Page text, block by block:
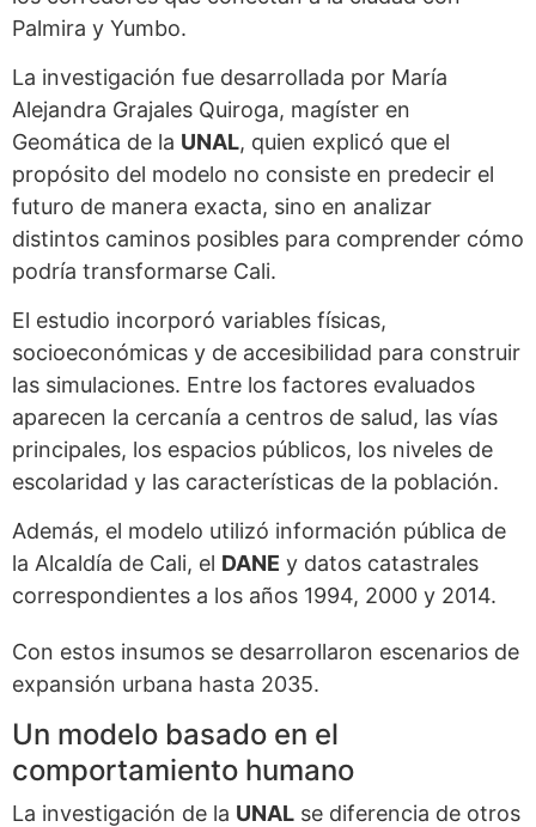
Palmira y Yumbo.
La investigación fue desarrollada por María
Alejandra Grajales Quiroga, magíster en
Geomática de la UNAL, quien explicó que el
propósito del modelo no consiste en predecir el
futuro de manera exacta, sino en analizar
distintos caminos posibles para comprender cómo
podría transformarse Cali.
El estudio incorporó variables físicas,
socioeconómicas y de accesibilidad para construir
las simulaciones. Entre los factores evaluados
aparecen la cercanía a centros de salud, las vías
principales, los espacios públicos, los niveles de
escolaridad y las características de la población.
Además, el modelo utilizó información pública de
la Alcaldía de Cali, el DANE y datos catastrales
correspondientes a los años 1994, 2000 y 2014.
Con estos insumos se desarrollaron escenarios de
expansión urbana hasta 2035.
Un modelo basado en el
comportamiento humano
La investigación de la UNAL se diferencia de otros